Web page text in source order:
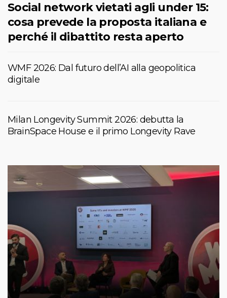
Social network vietati agli under 15:
cosa prevede la proposta italiana e
perché il dibattito resta aperto
WMF 2026: Dal futuro dell’AI alla geopolitica
digitale
Milan Longevity Summit 2026: debutta la
BrainSpace House e il primo Longevity Rave